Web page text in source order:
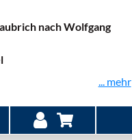
nach Wolfgang
... mehr